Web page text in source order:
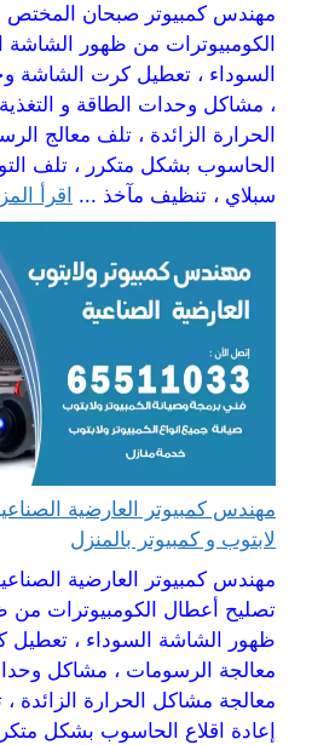
مهندس كمبيوتر صبحان المختص
الكومبيوترات من ظهور الشاشة
السوداء ، تعطيل كرت الشاشة
، مشاكل وحدات الطاقة و
الحرارة الزائدة ، تلف معالج
الحاسوب بشكل متكرر ، تلف
سبلاي ، تنظيف مآخذ ... اقرأ
لابتوب و كمبيوتر بالمنزل
مهندس كمبيوتر العارضية
تصليح أعطال الكومبيوترات من
ظهور الشاشة السوداء ،
معالجة الرسومات ، مشاكل
معالجة مشاكل الحرارة الزائدة
إعادة اقلاع الحاسوب بشكل